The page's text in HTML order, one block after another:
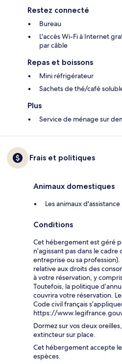
Restez connecté
Bureau
L'accès Wi-Fi à Internet
par câble
Repas et boissons
Mini réfrigérateur
Sachets de thé/café
Plus
Service de ménage sur
Frais et politiques
Animaux domestiques
Les animaux
Conditions
Cet hébergement est géré
n’agissant pas dans le
entreprise ou sa
relative aux droits des
à votre réservation, y
Toutefois, la politique
couvrira votre réservation.
Code civil français
https://
Dormez sur vos deux
extincteur sur place.
Cet hébergement accepte
espèces.